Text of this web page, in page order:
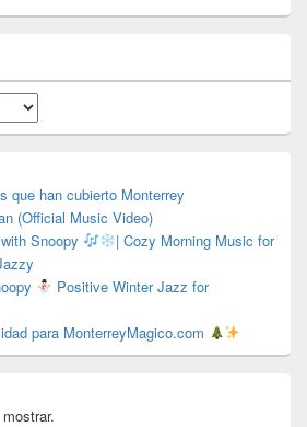
que han cubierto Monterrey
(Official Music Video)
Snoopy
| Cozy Morning Music for
Positive Winter Jazz for
para MonterreyMagico.com